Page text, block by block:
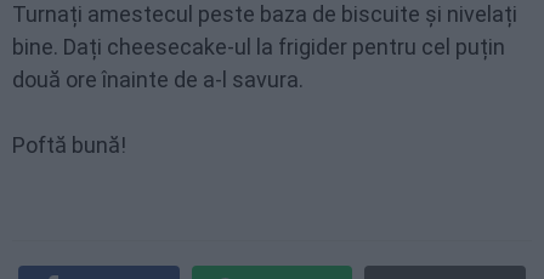
Turnați amestecul peste baza de biscuite și nivelați
bine. Dați cheesecake-ul la frigider pentru cel puțin
două ore înainte de a-l savura.
Poftă bună!